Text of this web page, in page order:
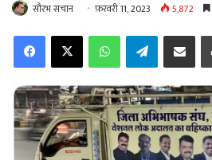
सौरभ सचान फ़रवरी 11, 2023 5,872
Telegram